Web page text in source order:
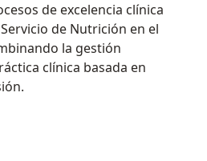
de excelencia clínica
de Nutrición en el
la gestión
clínica basada en